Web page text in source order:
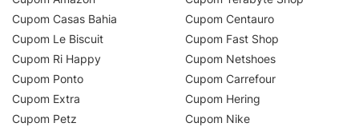
Cupom Casas Bahia
Cupom Le Biscuit
Cupom Ri Happy
Cupom Ponto
Cupom Extra
Cupom Petz
Cupom Centauro
Cupom Fast Shop
Cupom Netshoes
Cupom Carrefour
Cupom Hering
Cupom Nike